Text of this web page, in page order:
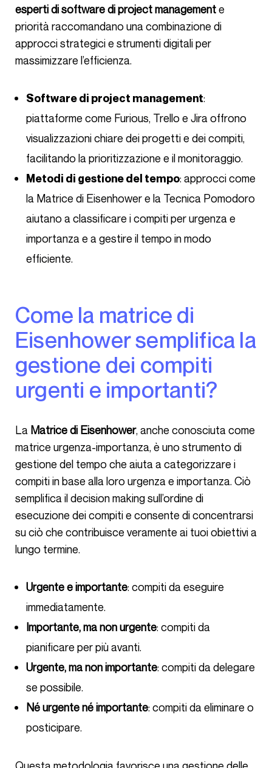
esperti di software di project managemente
priorità raccomandano una combinazione di
approcci strategici e strumenti digitali per
massimizzare l’efficienza.
Software di project management:
piattaforme come Furious, Trello e Jira offrono
visualizzazioni chiare dei progetti e dei compiti,
facilitando la prioritizzazione e il monitoraggio.
Metodi di gestione del tempo: approcci come
la Matrice di Eisenhower e la Tecnica Pomodoro
aiutano a classificare i compiti per urgenza e
importanza e a gestire il tempo in modo
efficiente.
Come la matrice di
Eisenhower semplifica la
gestione dei compiti
urgenti e importanti?
La Matrice di Eisenhower, anche conosciuta come
matrice urgenza-importanza, è uno strumento di
gestione del tempo che aiuta a categorizzare i
compiti in base alla loro urgenza e importanza. Ciò
semplifica il decision making sull’ordine di
esecuzione dei compiti e consente di concentrarsi
su ciò che contribuisce veramente ai tuoi obiettivi a
lungo termine.
Urgente e importante: compiti da eseguire
immediatamente.
Importante, ma non urgente: compiti da
pianificare per più avanti.
Urgente, ma non importante: compiti da delegare
se possibile.
Né urgente né importante: compiti da eliminare o
posticipare.